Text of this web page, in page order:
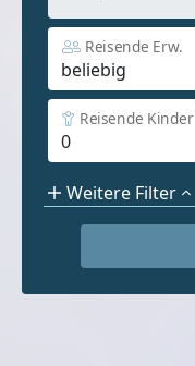
Reisende Erw.
Reisende Kinder
Weitere Filter